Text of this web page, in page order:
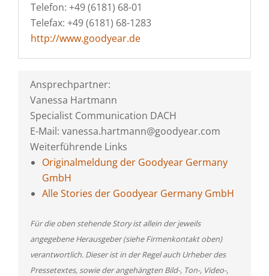
Telefon: +49 (6181) 68-01
Telefax: +49 (6181) 68-1283
http://www.goodyear.de
Ansprechpartner:
Vanessa Hartmann
Specialist Communication DACH
E-Mail: vanessa.hartmann@goodyear.com
Weiterführende Links
Originalmeldung der Goodyear Germany
GmbH
Alle Stories der Goodyear Germany GmbH
Für die oben stehende Story ist allein der jeweils
angegebene Herausgeber (siehe Firmenkontakt oben)
verantwortlich. Dieser ist in der Regel auch Urheber des
Pressetextes, sowie der angehängten Bild-, Ton-, Video-,